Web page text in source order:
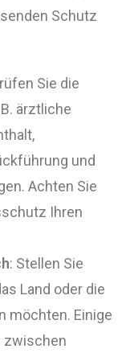
Schutz
Sie die
ärztliche
und
Achten Sie
Ihren
: Stellen Sie
Land oder die
möchten. Einige
zwischen